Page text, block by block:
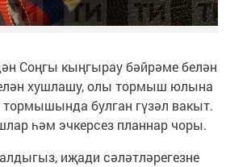
Соңгы кыңгырау бәйрәме белән
хушлашу, олы тормыш юлына
тормышында булган гүзәл вакыт.
һәм эчкерсез планнар чоры.
иҗади сәләтләрегезне